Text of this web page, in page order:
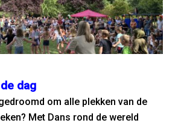
dag
om alle plekken van de
Met Dans rond de wereld